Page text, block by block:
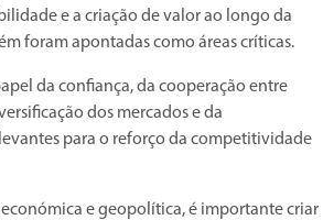
e a criação de valor ao longo da
foram apontadas como áreas críticas.
da confiança, da cooperação entre
dos mercados e da
para o reforço da competitividade
e geopolítica, é importante criar